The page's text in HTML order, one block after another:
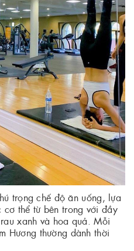
trọng chế độ ăn uống, lựa
cơ thể từ bên trong với đầy
xanh và hoa quả. Mỗi
Hương thường dành thời